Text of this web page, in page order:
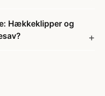
Hækkeklipper og